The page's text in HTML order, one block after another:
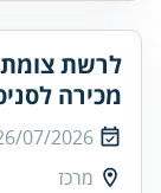
לרשת צומת
מכירה
07/2026
מרכז